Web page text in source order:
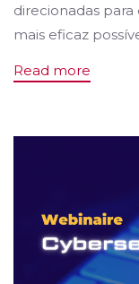
direcionadas
mais eficaz
Read more